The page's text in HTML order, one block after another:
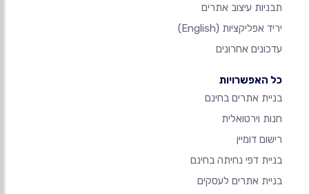
תבניות עיצוב אתרים
יריד אפליקציות (English)
עדכונים אחרונים
כל האפשרויות
בניית אתרים בחינם
חנות וירטואלית
רישום דומיין
בניית דפי נחיתה בחינם
בניית אתרים לעסקים